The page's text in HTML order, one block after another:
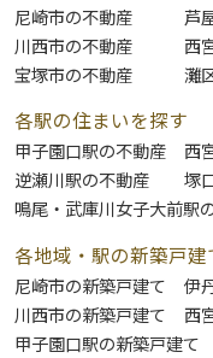
尼崎市の不動産 芦
川西市の不動産
西
宝塚市の不動産
灘
各駅の住まいを探す
甲子園口駅の不動産 西
逆瀬川駅の不動産
塚
鳴尾・武庫川女子大前駅
各地域・駅の新築戸建
尼崎市の新築戸建て 伊
川西市の新築戸建て
西
甲子園口駅の新築戸建て